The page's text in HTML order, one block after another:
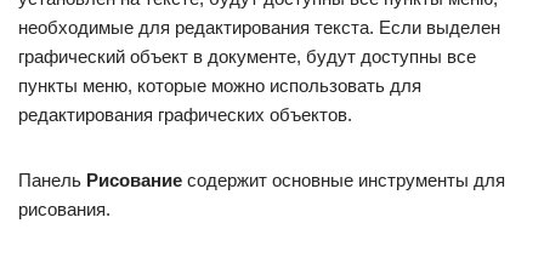
необходимые для редактирования текста. Если выделен
графический объект в документе, будут доступны все
пункты меню, которые можно использовать для
редактирования графических объектов.
Панель Рисование содержит основные инструменты для
рисования.